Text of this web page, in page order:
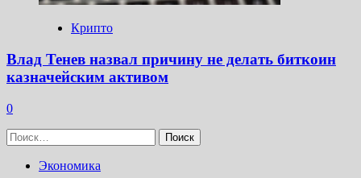
Крипто
Влад Тенев назвал причину не делать биткоин
казначейским активом
0
Найти:
Экономика